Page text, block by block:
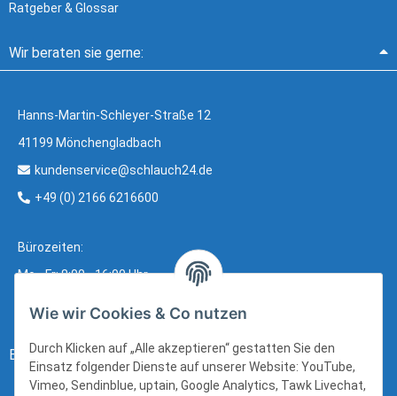
Ratgeber & Glossar
Wir beraten sie gerne:
Hanns-Martin-Schleyer-Straße 12
41199 Mönchengladbach
kundenservice@schlauch24.de
+49 (0) 2166 6216600
Bürozeiten:
Mo - Fr: 8:00 - 16:00 Uhr
Bezahlung:
Wie wir Cookies & Co nutzen
Durch Klicken auf „Alle akzeptieren“ gestatten Sie den
Einsatz folgender Dienste auf unserer Website: YouTube,
Vimeo, Sendinblue, uptain, Google Analytics, Tawk Livechat,